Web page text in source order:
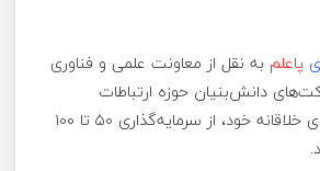
پاعلم به نقل از معاونت علمی و فناوری
دانش‌بنیان حوزه ارتباطات
می‌توانند برای طرح‌های خلاقانه خود، از سرمایه‌گذاری ۵۰ تا ۱۰۰